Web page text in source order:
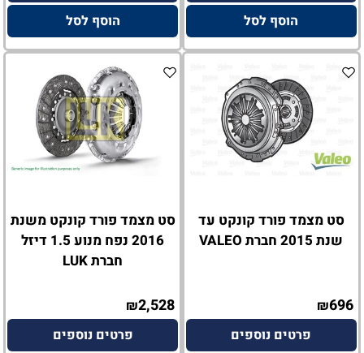
הוסף לסל
הוסף לסל
סט מצמד פורד קונקט עד
שנת 2015 חברת VALEO
₪696
פרטים נוספים
סט מצמד פורד קונקט משנת
2016 נפח מנוע 1.5 דיזל
חברת LUK
₪2,528
פרטים נוספים